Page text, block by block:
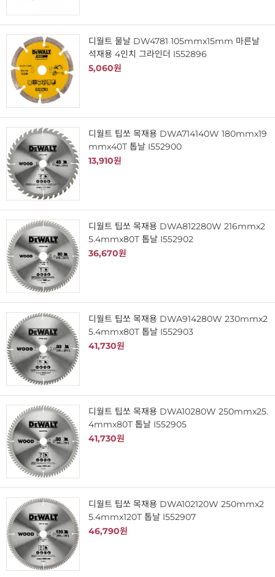
디월트 물날 DW4781 105mmx15mm 마른날
석재용 4인치 그라인더 I552896
5,060원
디월트 팁쏘 목재용 DWA714140W 180mmx19
mmx40T 톱날 I552900
13,910원
디월트 팁쏘 목재용 DWA812280W 216mmx2
5.4mmx80T 톱날 I552902
36,670원
디월트 팁쏘 목재용 DWA914280W 230mmx2
5.4mmx80T 톱날 I552903
41,730원
디월트 팁쏘 목재용 DWA10280W 250mmx25.
4mmx80T 톱날 I552905
41,730원
디월트 팁쏘 목재용 DWA102120W 250mmx2
5.4mmx120T 톱날 I552907
46,790원